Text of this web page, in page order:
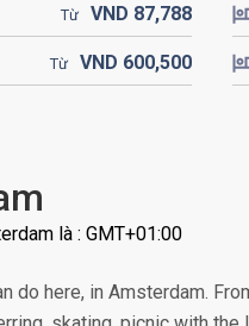
Từ VND 87,788
Từ VND 600,500
là : GMT+01:00
do here, in Amsterdam.